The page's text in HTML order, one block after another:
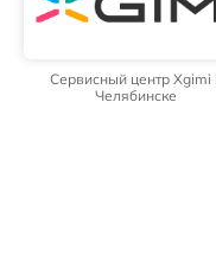
Сервисный центр Xgimi
Челябинске